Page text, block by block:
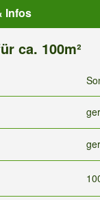
Infos
ca. 100m²